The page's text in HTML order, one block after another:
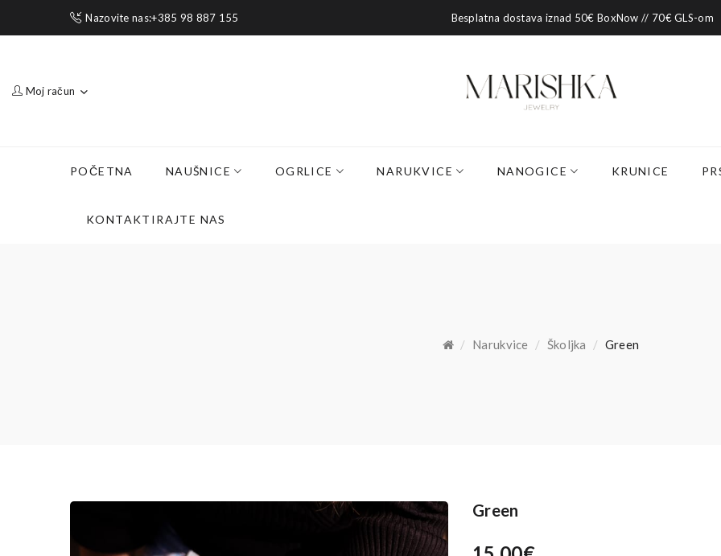
Nazovite nas:+385 98 887 155 Besplatna dostava iznad 50€ BoxNow // 70€ GLS-om
Moj račun
POČETNA NAUŠNICE OGRLICE NARUKVICE NANOGICE KRUNICE
KONTAKTIRAJTE NAS
Narukvice Školjka Green
Green